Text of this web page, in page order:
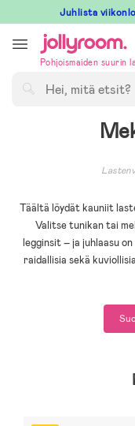
till
innehållet
Juhlista
Pohjoismaiden suurin
Täältä löydät kauniit
Valitse tunikan tai
legginsit – ja juhlaasu
raidallisia sekä